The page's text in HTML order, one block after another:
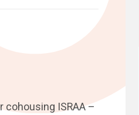
cohousing ISRAA –